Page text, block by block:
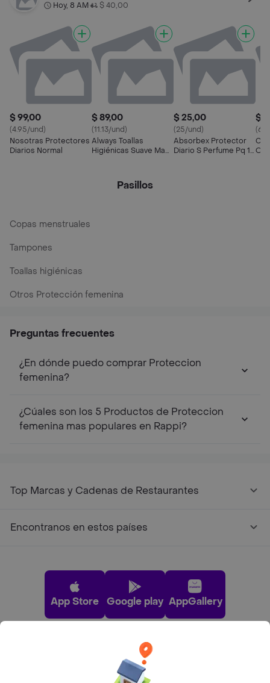
Hoy, 8 AM• $ 40,00
$ 99,00
(4.95/und)
Nosotras Protectores
Diarios Normal
$ 89,00
(11.13/und)
Always Toallas
Higiénicas Suave Maxi
$ 25,00
(25/und)
Absorbex Protector
Diario S Perfume Pq 10
$
Pasillos
Copas menstruales
Tampones
Toallas higiénicas
Otros Protección femenina
Preguntas frecuentes
¿En dónde puedo comprar Proteccion
femenina?
¿Cúales son los 5 Productos de Proteccion
femenina mas populares en Rappi?
Top Marcas y Cadenas de Restaurantes
Encontranos en estos países
App Store Google play AppGallery
Pide tu comida favorita cerca de ti